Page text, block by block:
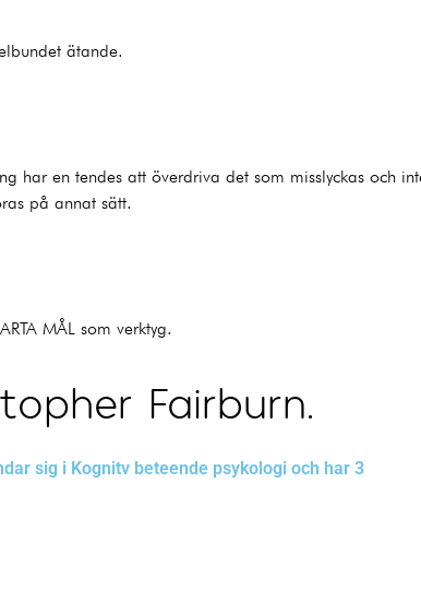
ätande.
har en tendes att överdriva det som misslyckas och
på annat sätt.
MÅL som verktyg.
Fairburn.
sig i Kognitv beteende psykologi och har 3